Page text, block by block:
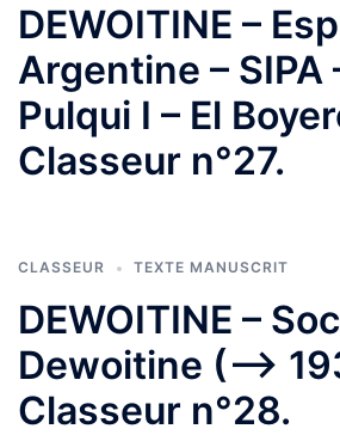
DEWOITINE –
Argentine – SIPA
Pulqui I – El
Classeur n°27.
CLASSEUR TEXTE MANUSCRIT
DEWOITINE –
Dewoitine (—->
Classeur n°28.